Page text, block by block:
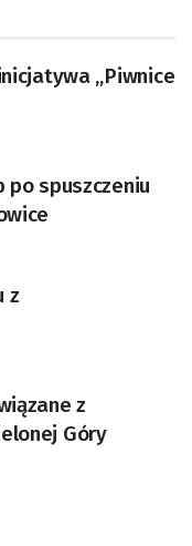
„Piwnice
po spuszczeniu
z
z
Góry